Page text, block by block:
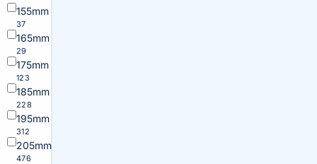
155mm
37
165mm
29
175mm
123
185mm
228
195mm
312
205mm
476